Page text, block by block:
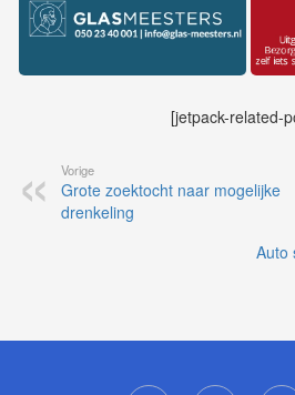
[jetpack-related-
Vorige
Grote zoektocht naar mogelijke
drenkeling
Auto